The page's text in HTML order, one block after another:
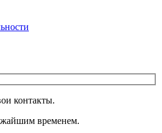
контакты.
временем.